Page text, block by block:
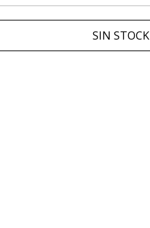
SIN STOCK